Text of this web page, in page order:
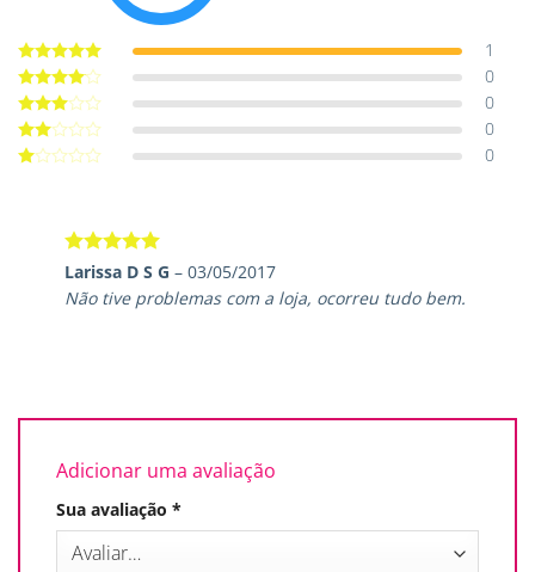
Avaliação5
de 5
1
Avaliação
4de 5
0
Avaliação
3de 5
0
Avaliação
0
0
Avaliação5
de 5
Larissa D S G– 03/05/2017
Não tive problemas com a loja, ocorreu tudo bem.
Adicionar uma avaliação
Sua avaliação *